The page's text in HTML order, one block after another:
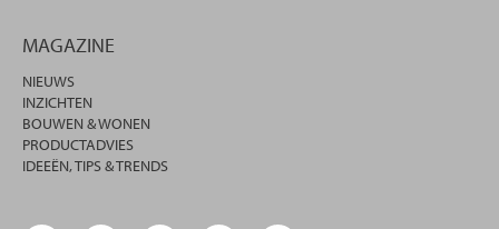
MAGAZINE
NIEUWS
INZICHTEN
BOUWEN & WONEN
PRODUCTADVIES
IDEEËN, TIPS & TRENDS